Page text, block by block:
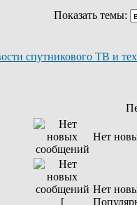
Показать темы:
спутникового ТВ и
Нет
Нет